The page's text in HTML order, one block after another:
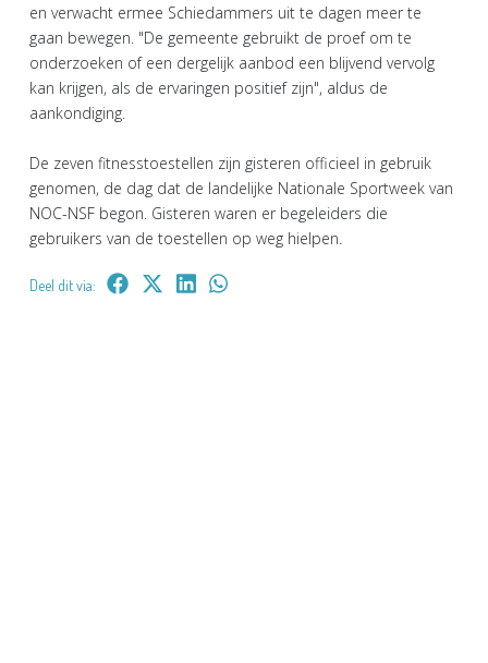
en verwacht ermee Schiedammers uit te dagen meer te
gaan bewegen. "De gemeente gebruikt de proef om te
onderzoeken of een dergelijk aanbod een blijvend vervolg
kan krijgen, als de ervaringen positief zijn", aldus de
aankondiging.
De zeven fitnesstoestellen zijn gisteren officieel in gebruik
genomen, de dag dat de landelijke Nationale Sportweek van
NOC-NSF begon. Gisteren waren er begeleiders die
gebruikers van de toestellen op weg hielpen.
Deel dit via: